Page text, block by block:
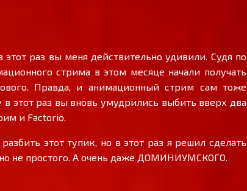
раз вы меня действительно удивили. Судя по
стрима в этом месяце начали получать
Правда, и анимационный стрим сам тоже
этот раз вы вновь умудрились выбить вверх два
и Factorio.
этот тупик, но в этот раз я решил сделать
не простого. А очень даже ДОМИНИУМСКОГО.